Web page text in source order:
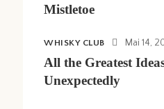
Mistletoe
WHISKY CLUB Mai 14,
All the Greatest
Unexpectedly